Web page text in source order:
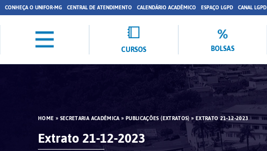
CONHEÇA O UNIFOR-MG CENTRAL DE ATENDIMENTO CALENDÁRIO ACADÊMICO ESPAÇO LGPD CANAL LGPD
CURSOS BOLSAS
HOME»SECRETARIA ACADÊMICA»PUBLICAÇÕES (EXTRATOS)»EXTRATO 21-12-2023
Extrato 21-12-2023